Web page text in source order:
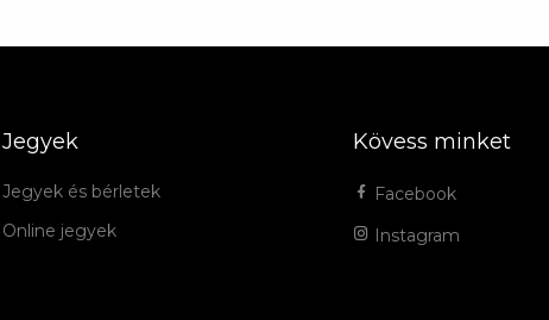
Jegyek
Jegyek és bérletek
Online jegyek
Kövess minket
Facebook
Instagram